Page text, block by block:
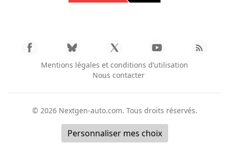
Mentions légales et conditions d’utilisation
Nous contacter
© 2026 Nextgen-auto.com. Tous droits réservés.
Personnaliser mes choix